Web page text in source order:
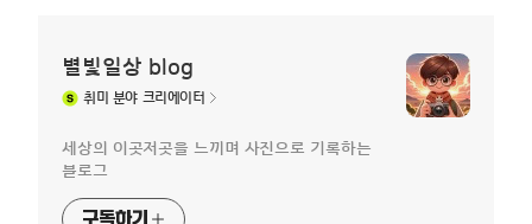
별빛일상 blog
취미 분야 크리에이터
세상의 이곳저곳을 느끼며 사진으로 기록하는
블로그
구독하기